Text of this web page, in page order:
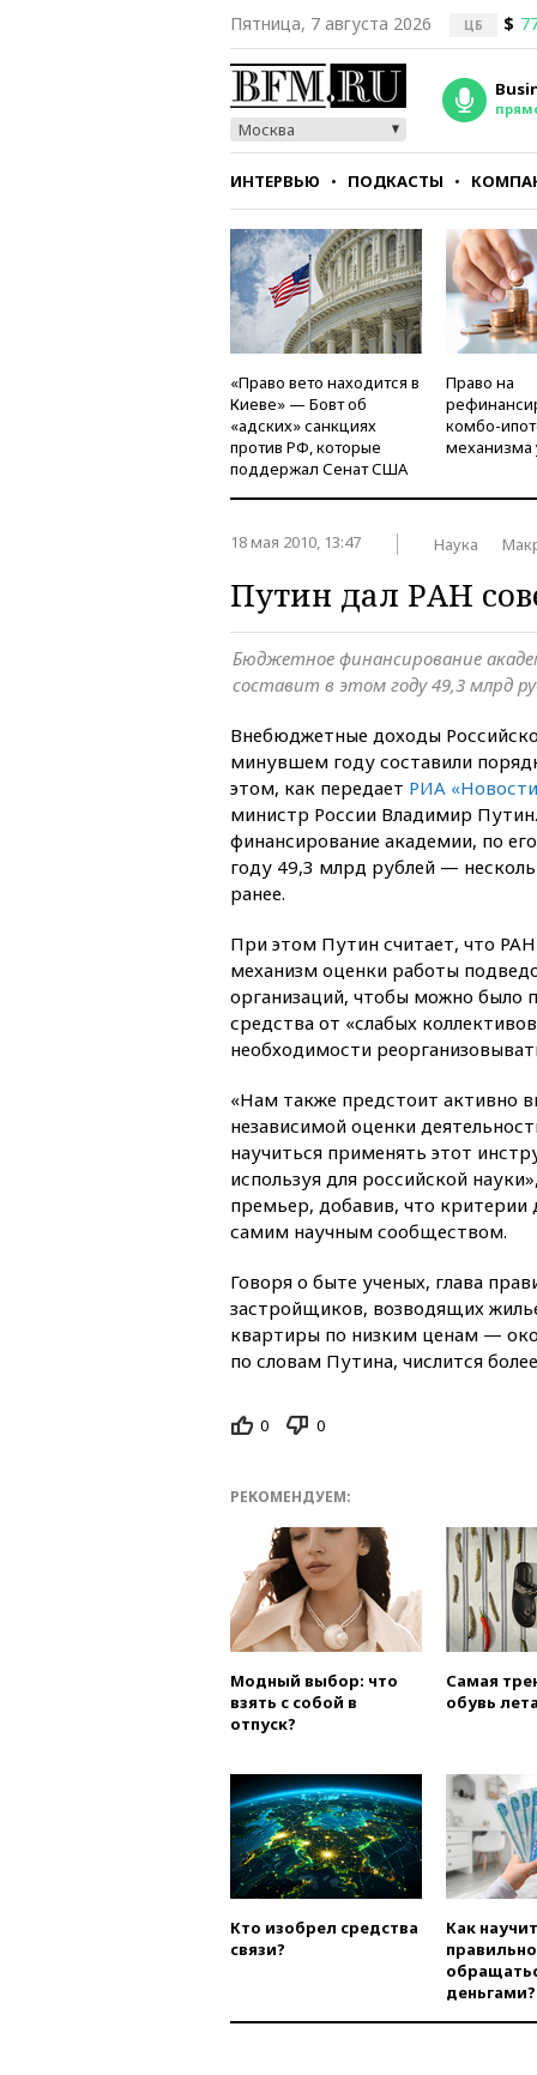
Пятница, 7 августа 2026 ЦБ $
Москва
ИНТЕРВЬЮ ПОДКАСТЫ
СТИЛЬ ТЕСТЫ
«Право вето находится в
Киеве» — Бовт об
«адских» санкциях
против РФ, которые
поддержал Сенат США
Право на
комбо-
механизма
18 мая 2010, 13:47 Наука
Путин дал РАН
Бюджетное финансирование
составит в этом году 49,3 млрд
Внебюджетные доходы
минувшем году составили
этом, как передает РИА
министр России Владимир
финансирование академии, по
году 49,3 млрд рублей —
ранее.
При этом Путин считает, что
механизм оценки работы
организаций, чтобы можно было
средства от «слабых
необходимости
«Нам также предстоит активно
независимой оценки
научиться применять этот
используя для российской
премьер, добавив, что
самим научным сообществом.
Говоря о быте ученых, глава
застройщиков, возводящих
квартиры по низким ценам —
по словам Путина, числится
0 0
РЕКОМЕНДУЕМ:
Модный выбор: что
взять с собой в
отпуск?
Самая
обувь
Кто изобрел средства
связи?
Как
правильно
деньгами?